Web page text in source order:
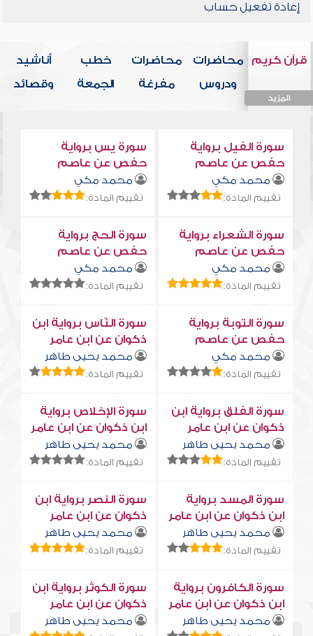
إعادة تفعيل حساب
قرآن كريم
المزيد
محاضرات
ودروس
محاضرات
مفرغة
خطب
الجمعة
أناشيد
وقصائد
سورة الفيل برواية
حفص عن عاصم
محمد مكي
تقييم المادة:
سورة يس برواية
حفص عن عاصم
محمد مكي
تقييم المادة:
سورة الشعراء برواية
حفص عن عاصم
محمد مكي
تقييم المادة:
سورة الحج برواية
حفص عن عاصم
محمد مكي
تقييم المادة:
سورة التوبة برواية
حفص عن عاصم
محمد مكي
تقييم المادة:
سورة النّاس برواية ابن
ذكوان عن ابن عامر
محمد يحيى طاهر
تقييم المادة:
سورة الفلق برواية ابن
ذكوان عن ابن عامر
محمد يحيى طاهر
تقييم المادة:
سورة الإخلاص برواية
ابن ذكوان عن ابن عامر
محمد يحيى طاهر
تقييم المادة:
سورة المسد برواية
ابن ذكوان عن ابن عامر
محمد يحيى طاهر
تقييم المادة:
سورة النصر برواية ابن
ذكوان عن ابن عامر
محمد يحيى طاهر
تقييم المادة:
سورة الكافرون برواية
ابن ذكوان عن ابن عامر
محمد يحيى طاهر
سورة الكوثر برواية ابن
ذكوان عن ابن عامر
محمد يحيى طاهر